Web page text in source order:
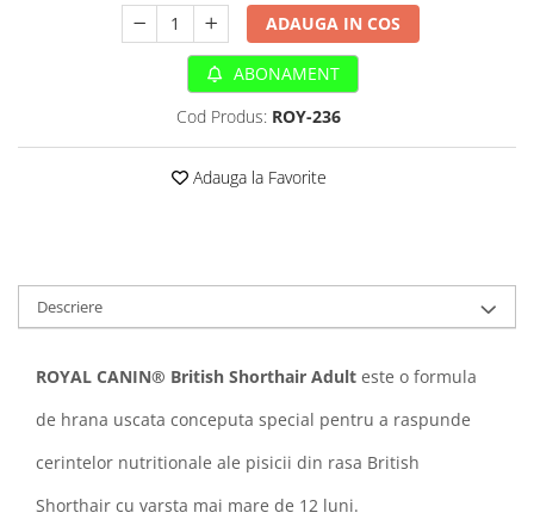
Sampoane si Balsamuri
Servetele Umede
Perii si descalcitoare caini
Custi transport - Pisici
Lese, Hamuri si Zgarzi
Paturi, perne si cosuri pentru pisici
Recompense Delicioase
ADAUGA IN COS
ABONAMENT
Cod Produs: ROY-236
Adauga la Favorite
Descriere
ROYAL CANIN® British Shorthair Adult este o formula
de hrana uscata conceputa special pentru a raspunde
cerintelor nutritionale ale pisicii din rasa British
Shorthair cu varsta mai mare de 12 luni.